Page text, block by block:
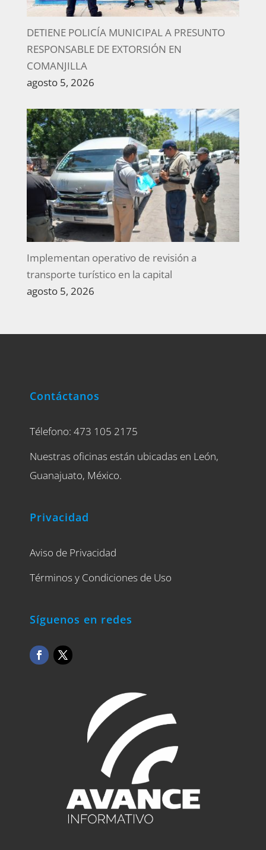
DETIENE POLICÍA MUNICIPAL A PRESUNTO
RESPONSABLE DE EXTORSIÓN EN
COMANJILLA
agosto 5, 2026
Implementan operativo de revisión a
transporte turístico en la capital
agosto 5, 2026
Contáctanos
Télefono: 473 105 2175
Nuestras oficinas están ubicadas en León,
Guanajuato, México.
Privacidad
Aviso de Privacidad
Términos y Condiciones de Uso
Síguenos en redes